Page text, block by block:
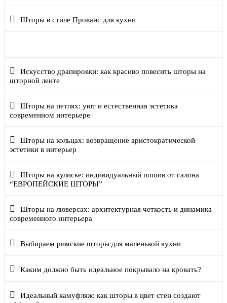
Шторы в стиле Прованс для кухни
Искусство драпировки: как красиво повесить шторы на
шторной ленте
Шторы на петлях: уют и естественная эстетика
современном интерьере
Шторы на кольцах: возвращение аристократической
эстетики в интерьер
Шторы на кулиске: индивидуальный пошив от салона
“ЕВРОПЕЙСКИЕ ШТОРЫ”
Шторы на люверсах: архитектурная четкость и динамика
современного интерьера
Выбираем римские шторы для маленькой кухни
Каким должно быть идеальное покрывало на кровать?
Идеальный камуфляж: как шторы в цвет стен создают